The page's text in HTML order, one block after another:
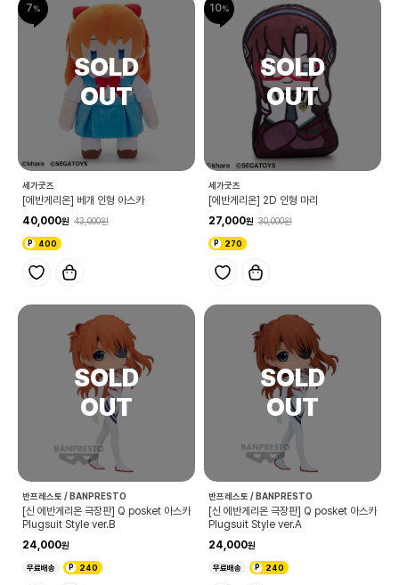
7
세가굿즈
[에반게리온] 베개 인형 아스카
40,000
43,000
400
10
세가굿즈
[에반게리온] 2D 인형 마리
27,000
30,000
270
반프레스토 / BANPRESTO
[신 에반게리온 극장판] Q posket 아스카
Plugsuit Style ver.B
24,000
무료배송 240
반프레스토 / BANPRESTO
[신 에반게리온 극장판] Q posket 아스카
Plugsuit Style ver.A
24,000
무료배송 240